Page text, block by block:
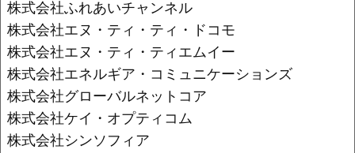
株式会社ふれあいチャンネル
株式会社エヌ・ティ・ティ・ドコモ
株式会社エヌ・ティ・ティエムイー
株式会社エネルギア・コミュニケーションズ
株式会社グローバルネットコア
株式会社ケイ・オプティコム
株式会社シンソフィア